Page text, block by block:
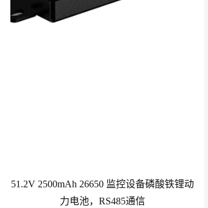
51.2V 2500mAh 26650 监控设备磷酸铁锂动
力电池，RS485通信